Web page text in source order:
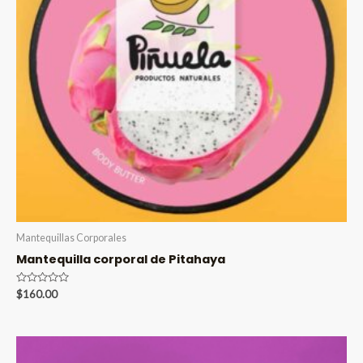
Mantequillas Corporales
Mantequilla corporal de Pitahaya
Valorado
en
$160.00